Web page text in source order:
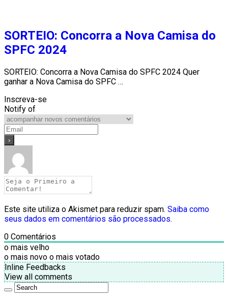
SORTEIO: Concorra a Nova Camisa do
SPFC 2024
SORTEIO: Concorra a Nova Camisa do SPFC 2024 Quer
ganhar a Nova Camisa do SPFC …
Inscreva-se
Notify of
Este site utiliza o Akismet para reduzir spam. Saiba como
seus dados em comentários são processados.
0 Comentários
o mais velho
o mais novo o mais votado
Inline Feedbacks
View all comments